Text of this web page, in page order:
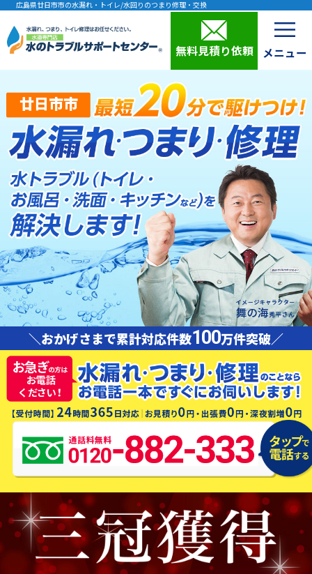
広島県廿日市市の水漏れ・トイレ/水回りのつまり修理・交換
無料見積り依頼
廿日市市
＼おかげさまで累計対応件数100万件突破／